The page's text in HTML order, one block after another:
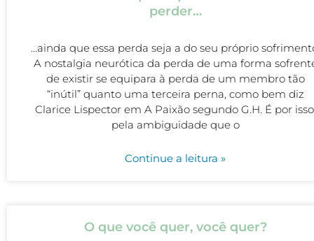
perder…
…ainda que essa perda seja a do seu próprio
A nostalgia neurótica da perda de uma forma
de existir se equipara à perda de um membro tão
“inútil” quanto uma terceira perna, como bem diz
Clarice Lispector em A Paixão segundo G.H. É por
pela ambiguidade que o
Continue a leitura »
O que você quer, você quer?